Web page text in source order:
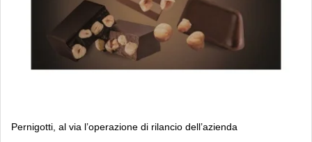
Pernigotti, al via l’operazione di rilancio dell’azienda